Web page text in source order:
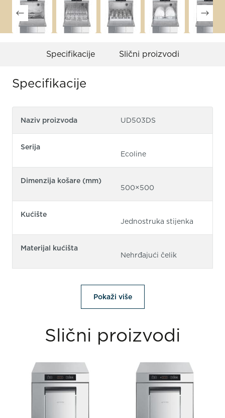
Specifikacije Slični proizvodi
Specifikacije
Naziv proizvoda UD503DS
Serija
Ecoline
Dimenzija košare (mm)
500×500
Kućište
Jednostruka stijenka
Materijal kućišta
Nehrđajući čelik
Pokaži više
Slični proizvodi